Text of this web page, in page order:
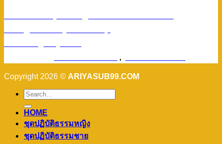
,
Copyright 2026 © ARIYASUB99.COM
HOME
ชุดปฏิบัติธรรมหญิง
ชุดปฏิบัติธรรมชาย